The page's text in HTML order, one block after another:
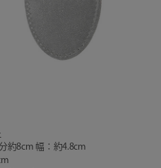
約8cm 幅：約4.8cm